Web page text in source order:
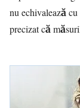
nu echivalează
precizat că